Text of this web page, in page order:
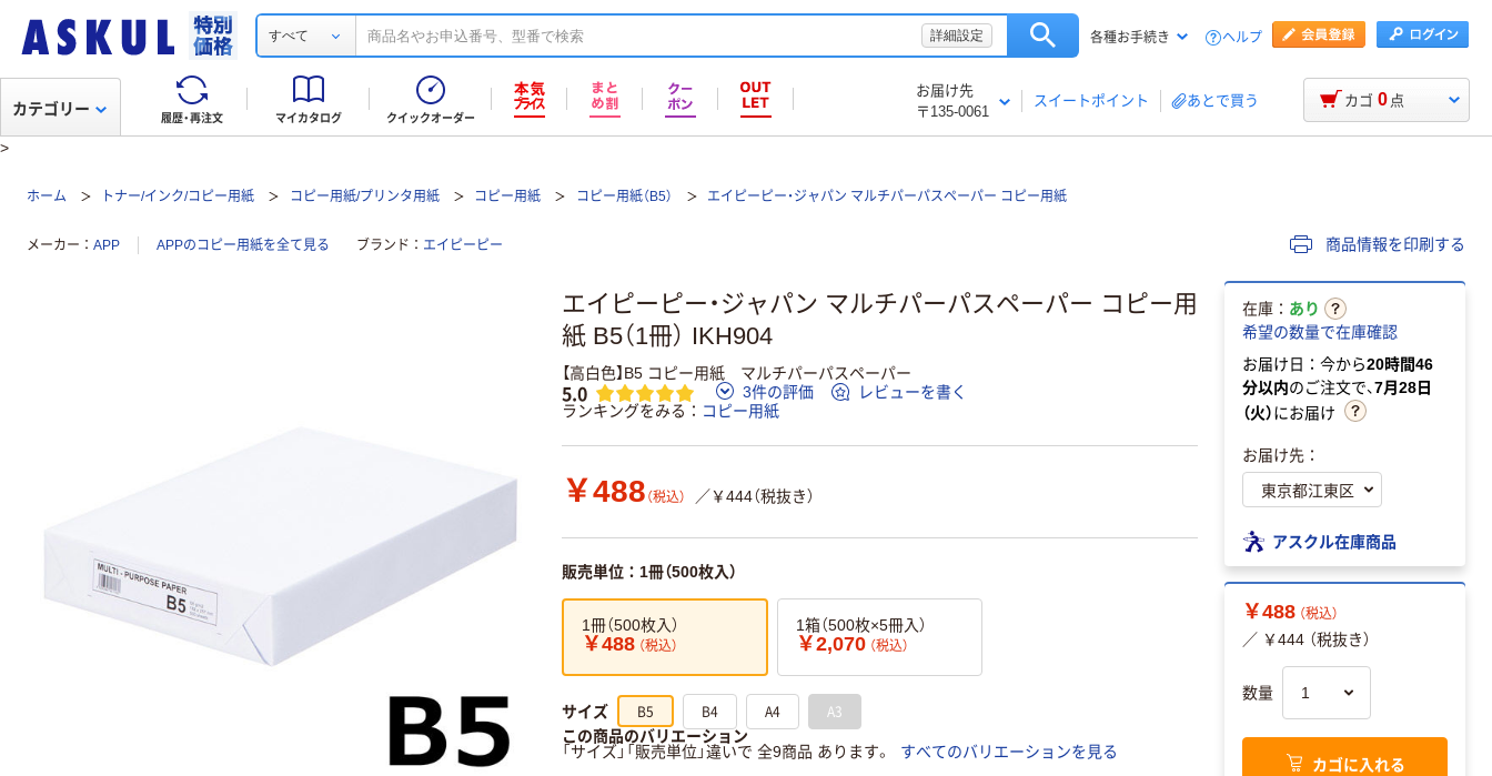
すべて 詳細設定 各種お手続き ヘルプ
履歴・再注文 マイカタログ クイックオーダー
お届け先
〒135-0061
スイートポイント あとで買う
カテゴリー カゴ 0 点
>
ホーム トナー/インク/コピー用紙 コピー用紙/プリンタ用紙 コピー用紙 コピー用紙（B5） エイピーピー・ジャパン マルチパーパスペーパー コピー用紙
メーカー APP APPのコピー用紙を全て見る ブランド エイピーピー 商品情報を印刷する
エイピーピー・ジャパン マルチパーパスペーパー コピー用
紙 B5（1冊） IKH904
【高白色】B5 コピー用紙 マルチパーパスペーパー
5.0 3件の評価
レビューを書く
ランキングをみる
コピー用紙
￥488 （税込） ／￥444（税抜き）
販売単位：1冊（500枚入）
1冊（500枚入）
￥488 （税込）
1箱（500枚×5冊入）
￥2,070 （税込）
サイズ B5 B4 A4 A3
この商品のバリエーション
「サイズ」「販売単位」違いで 全9商品 あります。
すべてのバリエーションを見る
在庫： あり
希望の数量で在庫確認
お届け日：今から20時間46
分以内のご注文で、7月28日
（火）にお届け
お届け先：
アスクル在庫商品
￥488 （税込）
／ ￥444 （税抜き）
数量
カゴに入れる